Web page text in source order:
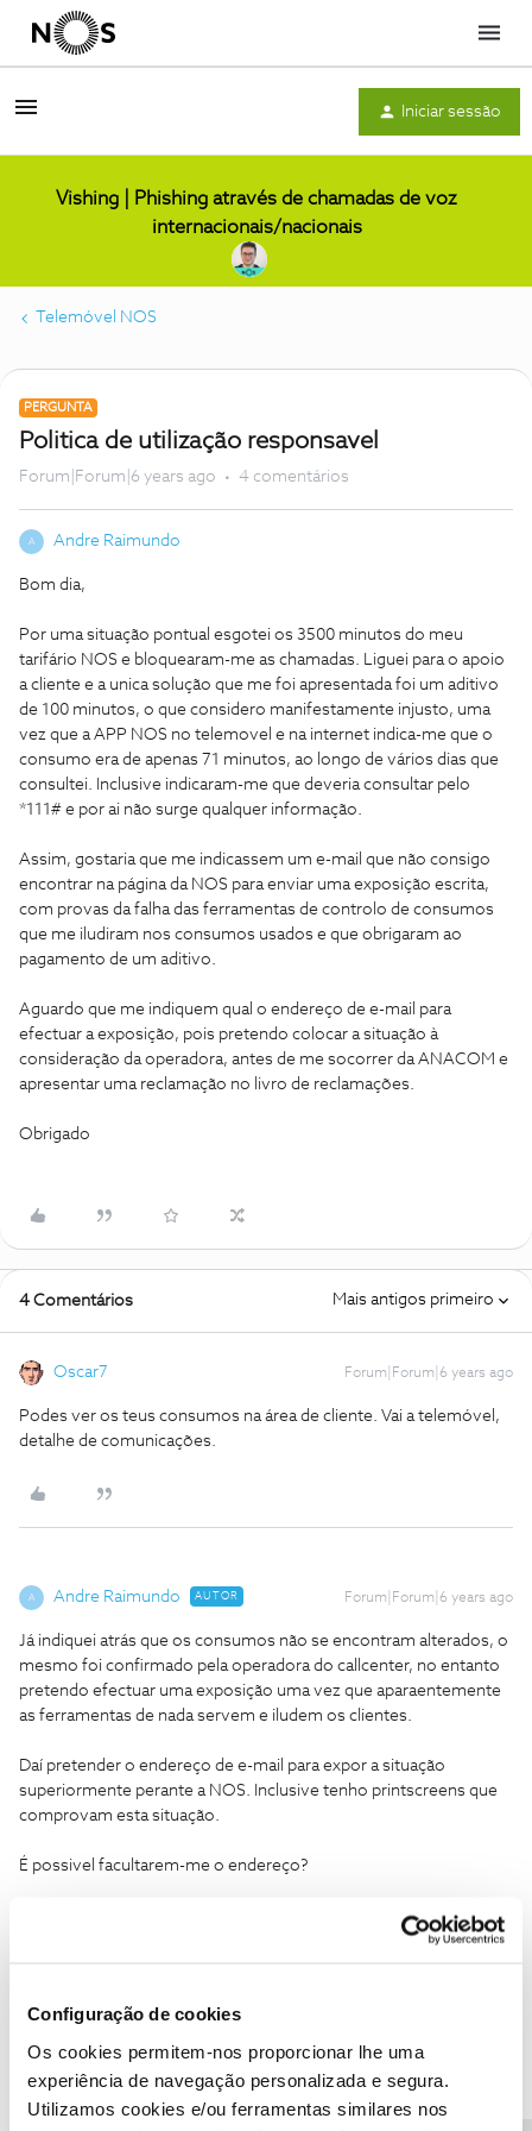
Configuração de cookies
Os cookies permitem-nos proporcionar lhe uma
experiência de navegação personalizada e segura.
Utilizamos cookies e/ou ferramentas similares nos
Menu
Iniciar sessão
Vishing | Phishing através de chamadas de voz
internacionais/nacionais
Telemóvel NOS
PERGUNTA
Politica de utilização responsavel
Forum|Forum|6 years ago 4 comentários
A Andre Raimundo
Bom dia,
Por uma situação pontual esgotei os 3500 minutos do meu
tarifário NOS e bloquearam-me as chamadas. Liguei para o apoio
a cliente e a unica solução que me foi apresentada foi um aditivo
de 100 minutos, o que considero manifestamente injusto, uma
vez que a APP NOS no telemovel e na internet indica-me que o
consumo era de apenas 71 minutos, ao longo de vários dias que
consultei. Inclusive indicaram-me que deveria consultar pelo
*111# e por ai não surge qualquer informação.
Assim, gostaria que me indicassem um e-mail que não consigo
encontrar na página da NOS para enviar uma exposição escrita,
com provas da falha das ferramentas de controlo de consumos
que me iludiram nos consumos usados e que obrigaram ao
pagamento de um aditivo.
Aguardo que me indiquem qual o endereço de e-mail para
efectuar a exposição, pois pretendo colocar a situação à
consideração da operadora, antes de me socorrer da ANACOM e
apresentar uma reclamação no livro de reclamações.
Obrigado
4 Comentários Mais antigos primeiro
Oscar7 Forum|Forum|6 years ago
Podes ver os teus consumos na área de cliente. Vai a telemóvel,
detalhe de comunicações.
A Andre Raimundo AUTOR Forum|Forum|6 years ago
Já indiquei atrás que os consumos não se encontram alterados, o
mesmo foi confirmado pela operadora do callcenter, no entanto
pretendo efectuar uma exposição uma vez que aparaentemente
as ferramentas de nada servem e iludem os clientes.
Daí pretender o endereço de e-mail para expor a situação
superiormente perante a NOS. Inclusive tenho printscreens que
comprovam esta situação.
É possivel facultarem-me o endereço?
Tiago C.
Bem-vindo ao Fórum NOS, @Andre Raimundo
Para o conseguirmos ajudar, pedimos que nos envie uma